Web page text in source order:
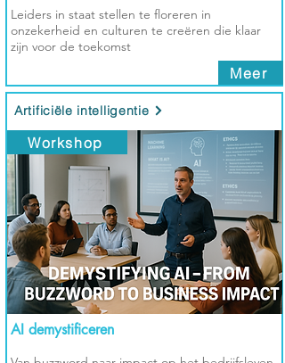
Leiders in staat stellen te floreren in
onzekerheid en culturen te creëren die klaar
zijn voor de toekomst
Meer
Artificiële intelligentie
Workshop
AI demystificeren